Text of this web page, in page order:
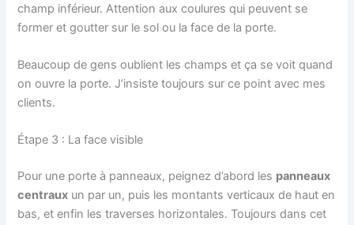
champ inférieur. Attention aux coulures qui peuvent se
former et goutter sur le sol ou la face de la porte.
Beaucoup de gens oublient les champs et ça se voit quand
on ouvre la porte. J’insiste toujours sur ce point avec mes
clients.
Étape 3 : La face visible
Pour une porte à panneaux, peignez d’abord les panneaux
centraux un par un, puis les montants verticaux de haut en
bas, et enfin les traverses horizontales. Toujours dans cet